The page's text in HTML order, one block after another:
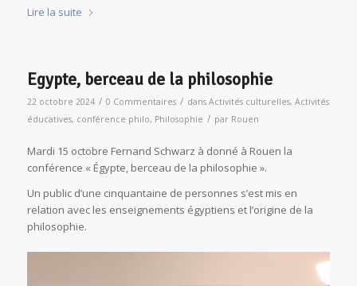
Lire la suite
Egypte, berceau de la philosophie
22 octobre 2024 / 0 Commentaires / dans Activités culturelles, Activités
éducatives, conférence philo, Philosophie / par Rouen
Mardi 15 octobre Fernand Schwarz à donné à Rouen la
conférence « Égypte, berceau de la philosophie ».
Un public d’une cinquantaine de personnes s’est mis en
relation avec les enseignements égyptiens et l’origine de la
philosophie.